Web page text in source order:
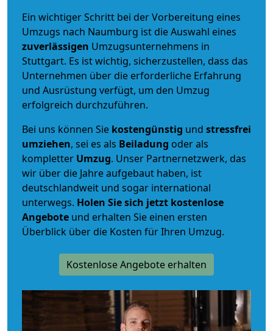
Ein wichtiger Schritt bei der Vorbereitung eines
Umzugs nach Naumburg ist die Auswahl eines
zuverlässigen Umzugsunternehmens in
Stuttgart. Es ist wichtig, sicherzustellen, dass das
Unternehmen über die erforderliche Erfahrung
und Ausrüstung verfügt, um den Umzug
erfolgreich durchzuführen.
Bei uns können Sie kostengünstig und stressfrei
umziehen, sei es als Beiladung oder als
kompletter Umzug. Unser Partnernetzwerk, das
wir über die Jahre aufgebaut haben, ist
deutschlandweit und sogar international
unterwegs. Holen Sie sich jetzt kostenlose
Angebote und erhalten Sie einen ersten
Überblick über die Kosten für Ihren Umzug.
Kostenlose Angebote erhalten